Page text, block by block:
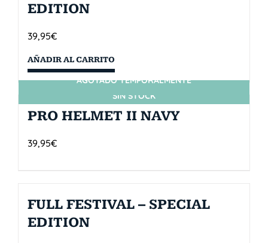
EDITION
39,95€
AÑADIR AL CARRITO
SIN STOCK
AGOTADO TEMPORALMENTE
PRO HELMET II NAVY
39,95€
FULL FESTIVAL – SPECIAL
EDITION